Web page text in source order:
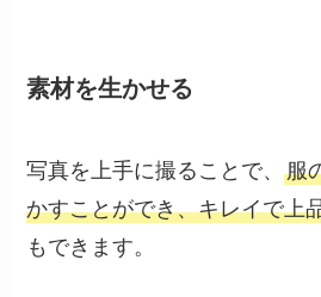
素材を生かせる
写真を上手に撮ることで、服
かすことができ、キレイで上
もできます。